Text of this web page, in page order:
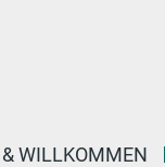
& WILLKOMMEN